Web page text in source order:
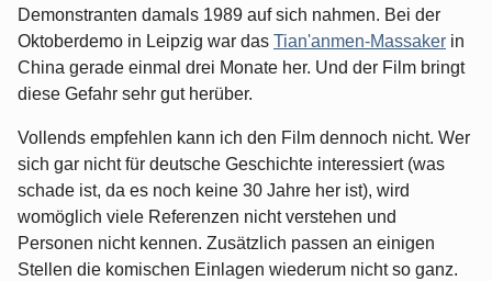
Demonstranten damals 1989 auf sich nahmen. Bei der
Oktoberdemo in Leipzig war das Tian'anmen-Massaker in
China gerade einmal drei Monate her. Und der Film bringt
diese Gefahr sehr gut herüber.
Vollends empfehlen kann ich den Film dennoch nicht. Wer
sich gar nicht für deutsche Geschichte interessiert (was
schade ist, da es noch keine 30 Jahre her ist), wird
womöglich viele Referenzen nicht verstehen und
Personen nicht kennen. Zusätzlich passen an einigen
Stellen die komischen Einlagen wiederum nicht so ganz.